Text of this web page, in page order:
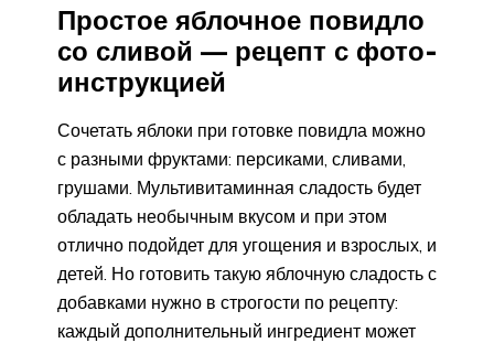
Простое яблочное повидло
со сливой — рецепт с фото-
инструкцией
Сочетать яблоки при готовке повидла можно
с разными фруктами: персиками, сливами,
грушами. Мультивитаминная сладость будет
обладать необычным вкусом и при этом
отлично подойдет для угощения и взрослых, и
детей. Но готовить такую яблочную сладость с
добавками нужно в строгости по рецепту:
каждый дополнительный ингредиент может